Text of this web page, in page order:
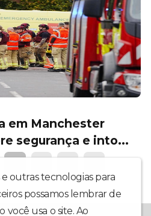
em Manchester
segurança e into...
e outras tecnologias para
possamos lembrar de
usa o site. Ao